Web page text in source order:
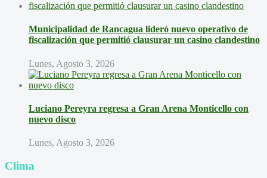
Municipalidad de Rancagua lideró nuevo operativo de
fiscalización que permitió clausurar un casino clandestino
Lunes, Agosto 3, 2026
Luciano Pereyra regresa a Gran Arena Monticello con
nuevo disco
Lunes, Agosto 3, 2026
Clima